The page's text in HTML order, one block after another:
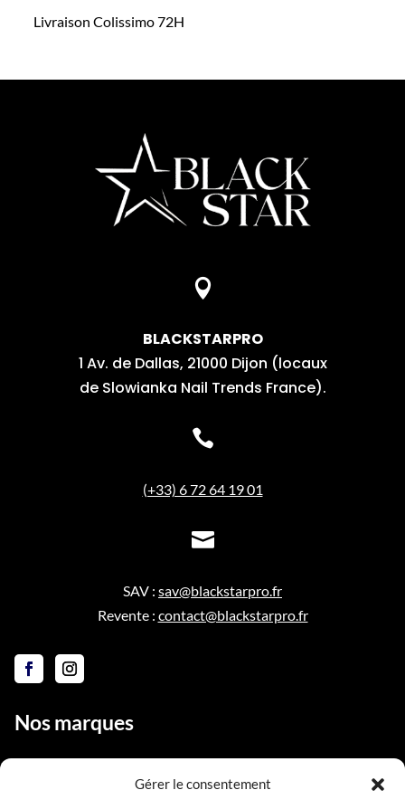
Gérer le consentement
Livraison Colissimo 72H

BLACKSTARPRO
1 Av. de Dallas, 21000 Dijon (locaux
de Slowianka Nail Trends France).

(+33) 6 72 64 19 01

SAV : sav@blackstarpro.fr
Revente : contact@blackstarpro.fr
Nos marques